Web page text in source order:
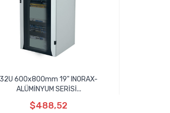
32U 600x800mm 19" INORAX-
ALÜMİNYUM SERİSİ...
$488,52